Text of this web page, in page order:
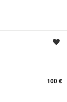
100 €